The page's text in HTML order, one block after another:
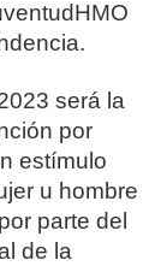
será la
por
estímulo
u hombre
parte del
de la